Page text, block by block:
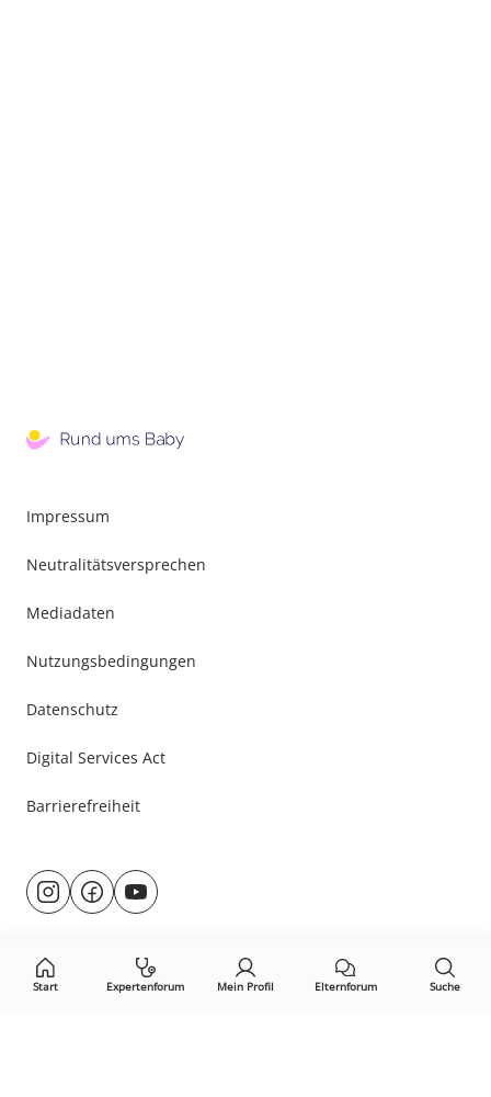
Start Expertenforum Mein Profil Elternforum Suche
Impressum
Neutralitätsversprechen
Mediadaten
Nutzungsbedingungen
Datenschutz
Digital Services Act
Barrierefreiheit
Besuche
uns@rund.ums.baby
facebook.com/rundumsbaby.de
youtube.com/@rundumsbaby_